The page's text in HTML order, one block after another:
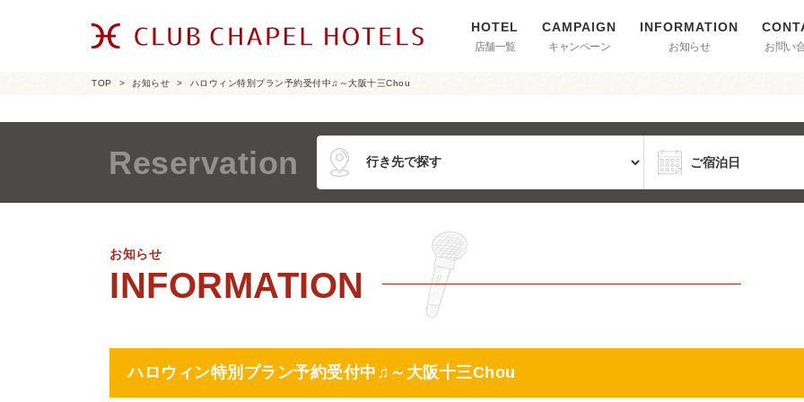
店舗一覧 キャンペーン お知らせ お問い
TOP お知らせ ハロウィン特別プラン予約受付中♫～大阪十三Chou
Reservation
お知らせ
ハロウィン特別プラン予約受付中♫～大阪十三Chou